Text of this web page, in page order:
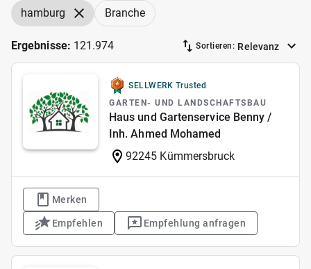
hamburg Branche
Ergebnisse: 121.974 Sortieren: Relevanz
SELLWERK Trusted
GARTEN- UND LANDSCHAFTSBAU
Haus und Gartenservice Benny /
Inh. Ahmed Mohamed
92245 Kümmersbruck
Merken
Empfehlen Empfehlung anfragen